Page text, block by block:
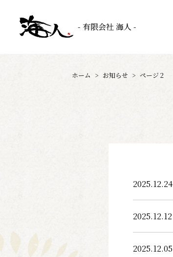
- 有限会社 海人 -
ホーム > お知らせ > ページ 2
2025.12.24
2025.12.12
2025.12.05